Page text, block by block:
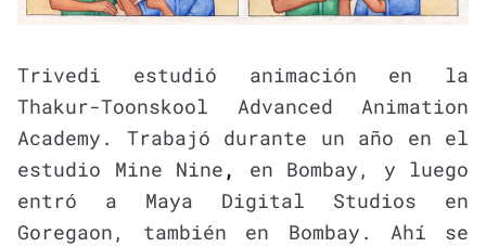
Trivedi estudió animación en la
Thakur-Toonskool Advanced Animation
Academy. Trabajó durante un año en el
estudio Mine Nine ,
en Bombay, y luego
entró a Maya Digital Studios en
Goregaon, también en Bombay. Ahí se